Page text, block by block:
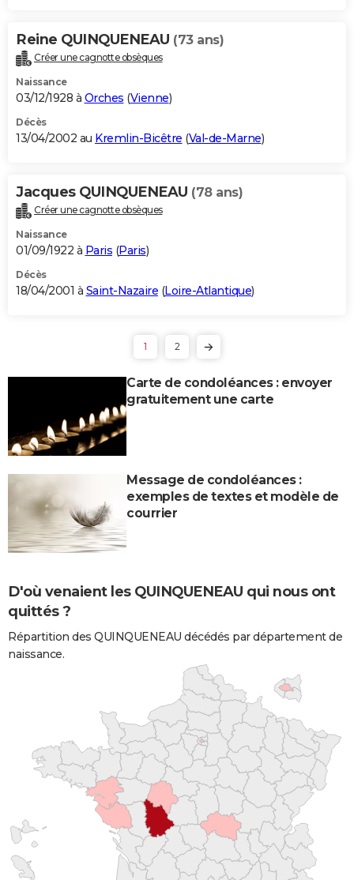
Reine QUINQUENEAU (73 ans)
Créer une cagnotte obsèques
Naissance
03/12/1928 à Orches (Vienne)
Décès
13/04/2002 au Kremlin-Bicêtre (Val-de-Marne)
Jacques QUINQUENEAU (78 ans)
Créer une cagnotte obsèques
Naissance
01/09/1922 à Paris (Paris)
Décès
18/04/2001 à Saint-Nazaire (Loire-Atlantique)
1 2
Carte de condoléances : envoyer
gratuitement une carte
Message de condoléances :
exemples de textes et modèle de
courrier
D'où venaient les QUINQUENEAU qui nous ont
quittés ?
Répartition des QUINQUENEAU décédés par département de
naissance.